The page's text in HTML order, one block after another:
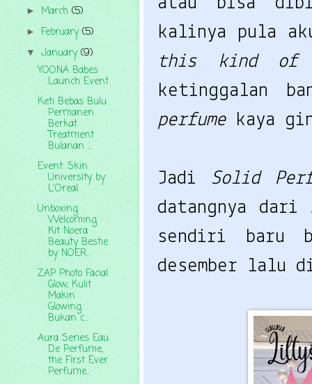
kalinya pula
this kind of
ketinggalan
perfume kaya
Jadi Solid
datangnya dari
sendiri baru
desember lalu
► March (5)
► February(5)
▼ January(9)
YOONA Babes
Launch Event
Keti Bebas Bulu
Permanen
Berkat
Treatment
Bulanan ...
Event: Skin
University by
L'Oreal
Unboxing
Welcoming
Kit Noera
Beauty Bestie
by NOER...
ZAP Photo Facial
Glow, Kulit
Makin
Glowing
Bukan c...
Aura Series Eau
De Perfume,
the First Ever
Perfume...